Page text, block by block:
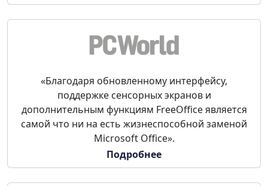
«Благодаря обновленному интерфейсу,
поддержке сенсорных экранов и
дополнительным функциям FreeOffice является
самой что ни на есть жизнеспособной заменой
Microsoft Office».
Подробнее